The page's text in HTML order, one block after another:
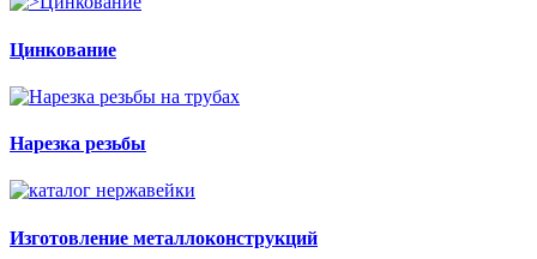
Цинкование
Нарезка резьбы
Изготовление металлоконструкций